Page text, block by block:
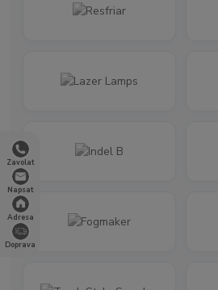
Zavolat
Napsat
Adresa
Doprava